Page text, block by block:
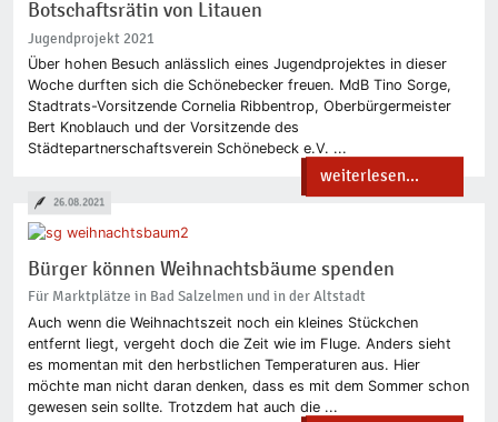
Botschaftsrätin von Litauen
Jugendprojekt 2021
Über hohen Besuch anlässlich eines Jugendprojektes in dieser
Woche durften sich die Schönebecker freuen. MdB Tino Sorge,
Stadtrats-Vorsitzende Cornelia Ribbentrop, Oberbürgermeister
Bert Knoblauch und der Vorsitzende des
Städtepartnerschaftsverein Schönebeck e.V. ...
weiterlesen...
Bürger können Weihnachtsbäume spenden
Für Marktplätze in Bad Salzelmen und in der Altstadt
Auch wenn die Weihnachtszeit noch ein kleines Stückchen
entfernt liegt, vergeht doch die Zeit wie im Fluge. Anders sieht
es momentan mit den herbstlichen Temperaturen aus. Hier
möchte man nicht daran denken, dass es mit dem Sommer schon
gewesen sein sollte. Trotzdem hat auch die ...
26.08.2021